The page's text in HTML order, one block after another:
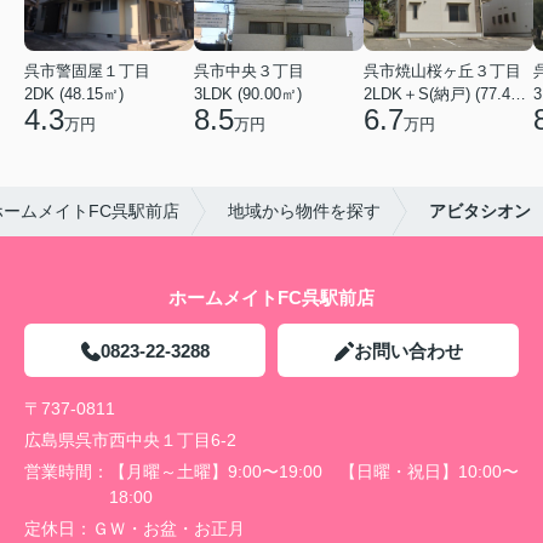
呉市警固屋１丁目
2DK (48.15㎡)
4.3万円
呉市中央３丁目
3LDK (90.00㎡)
8.5万円
呉市焼山桜ヶ丘３丁目
6.7万円
ムメイトFC呉駅前店 地域から物件を探す アビタシオン
ホームメイトFC呉駅前店
0823-22-3288 お問い合わせ
〒737-0811
広島県呉市西中央１丁目6-2
営業時間：
【月曜～土曜】9:00〜19:00 【日曜・祝日】10:00〜
18:00
定休日： ＧＷ・お盆・お正月